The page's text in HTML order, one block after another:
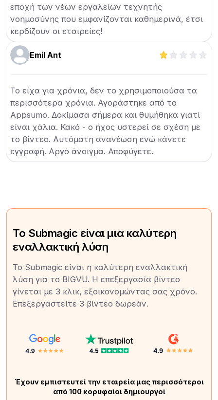
εποχή των νέων εργαλείων τεχνητής
νοημοσύνης που εμφανίζονται καθημερινά, έτσι
κερδίζουν οι εταιρείες!
Emil Ant
Το είχα για χρόνια, δεν το χρησιμοποιούσα τα
περισσότερα χρόνια. Αγοράστηκε από το
Appsumo. Δοκίμασα σήμερα και θυμήθηκα γιατί
είναι χάλια. Κακό - ο ήχος υστερεί σε σχέση με
το βίντεο. Αυτόματη ανανέωση ενώ κάνετε
εγγραφή. Αργό άνοιγμα. Αποφύγετε.
Το Submagic είναι μια καλύτερη
εναλλακτική λύση
Το Submagic είναι η καλύτερη εναλλακτική
λύση για το BIGVU. Η επεξεργασία βίντεο
γίνεται με 3 κλικ, εξοικονομώντας σας χρόνο.
Επεξεργαστείτε 3 βίντεο δωρεάν.
Έχουν εμπιστευτεί την εταιρεία μας περισσότεροι
από 100 κορυφαίοι δημιουργοί